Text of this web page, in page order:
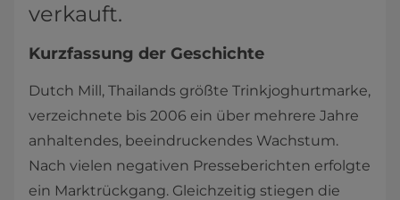
verkauft.
Kurzfassung der Geschichte
Dutch Mill, Thailands größte Trinkjoghurtmarke,
verzeichnete bis 2006 ein über mehrere Jahre
anhaltendes, beeindruckendes Wachstum.
Nach vielen negativen Presseberichten erfolgte
ein Marktrückgang. Gleichzeitig stiegen die